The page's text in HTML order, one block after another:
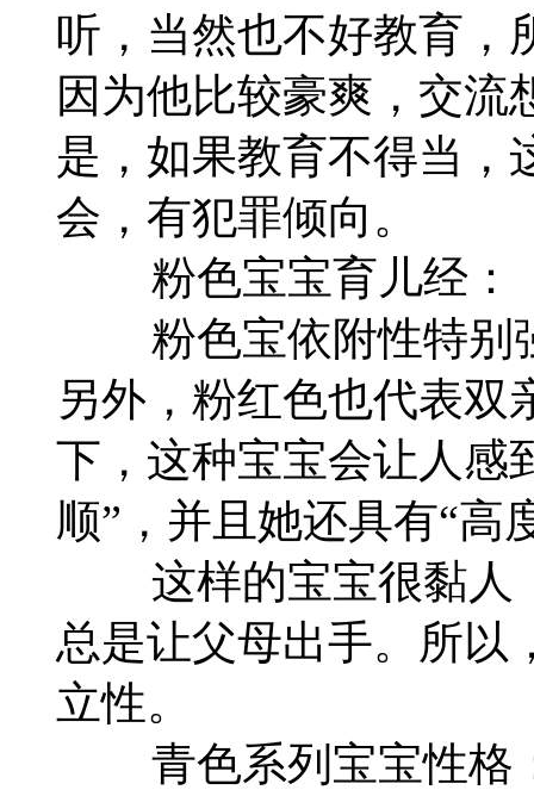
听，当然也不好教育，
因为他比较豪爽，交流
是，如果教育不得当，
会，有犯罪倾向。
粉色宝宝育儿经：
粉色宝依附性特别
另外，粉红色也代表双
下，这种宝宝会让人感
顺”，并且她还具有“高
这样的宝宝很黏人
总是让父母出手。所以
立性。
青色系列宝宝性格